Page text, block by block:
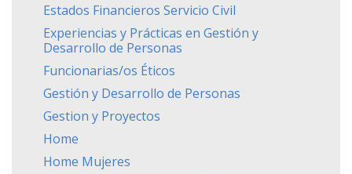
Estados Financieros Servicio Civil
Experiencias y Prácticas en Gestión y
Desarrollo de Personas
Funcionarias/os Éticos
Gestión y Desarrollo de Personas
Gestion y Proyectos
Home
Home Mujeres